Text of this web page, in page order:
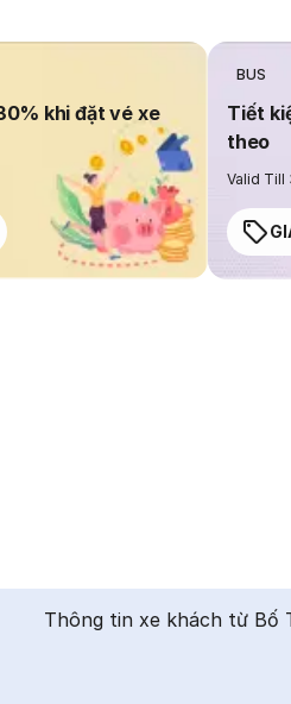
khi đặt vé xe
BUS
Tiết
theo
Valid Till
Thông tin xe khách từ Bố